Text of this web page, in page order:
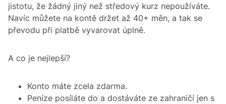
jistotu, že žádný jiný než středový kurz nepoužíváte.
Navíc můžete na kontě držet až 40+ měn, a tak se
převodu při platbě vyvarovat úplně.
A co je nejlepší?
Konto máte zcela zdarma.
Peníze posíláte do a dostáváte ze zahraničí jen s